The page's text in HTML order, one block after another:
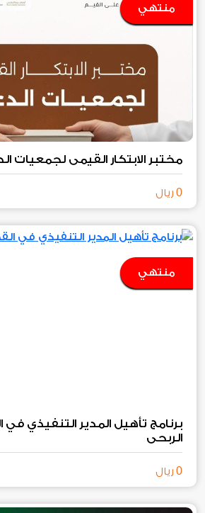
منتهي
مختبر الابتكار القيمي لجمعيات
0 ريال
منتهي
برنامج تأهيل المدير التنفيذي في
الربحي
0 ريال